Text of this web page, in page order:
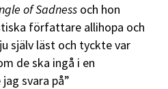
of Sadness och hon
författare allihopa och
själv läst och tyckte var
de ska ingå i en
svara på”